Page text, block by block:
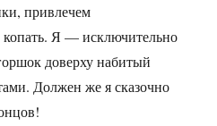
привлечем
Я — исключительно
доверху набитый
Должен же я сказочно